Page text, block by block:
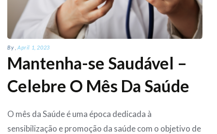
By ,April 1, 2023
Mantenha-se Saudável –
Celebre O Mês Da Saúde
O mês da Saúde é uma época dedicada à
sensibilização e promoção da saúde com o objetivo de